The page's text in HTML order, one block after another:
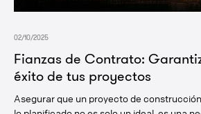
Fianzas de Contrato:
éxito de tus proyectos
02/10/2025
Asegurar que un proyecto de